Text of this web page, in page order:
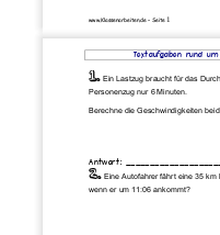
www.Klassenarbeiten.de – Seite 1
Textaufgaben rund
1. Ein Lastzug braucht für das
Personenzug nur 6 Minuten.
Berechne die Geschwindigkeiten
Antwort:
2. Eine Autofahrer fährt eine 35 km
wenn er um 11:06 ankommt?